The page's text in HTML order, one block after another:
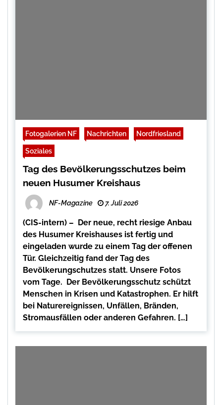
Fotogalerien NF Nachrichten Nordfriesland
Soziales
Tag des Bevölkerungsschutzes beim
neuen Husumer Kreishaus
NF-Magazine 7. Juli 2026
(CIS-intern) – Der neue, recht riesige Anbau
des Husumer Kreishauses ist fertig und
eingeladen wurde zu einem Tag der offenen
Tür. Gleichzeitig fand der Tag des
Bevölkerungschutzes statt. Unsere Fotos
vom Tage. Der Bevölkerungsschutz schützt
Menschen in Krisen und Katastrophen. Er hilft
bei Naturereignissen, Unfällen, Bränden,
Stromausfällen oder anderen Gefahren. […]